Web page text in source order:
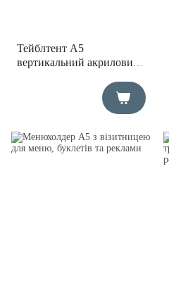
Тейблтент А5
вертикальний акриловий